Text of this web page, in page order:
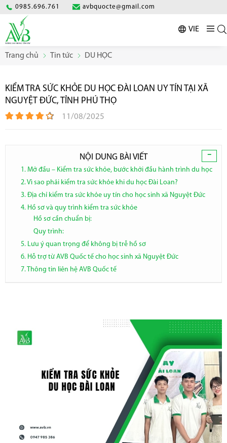
0985.696.761 avbquocte@gmail.com
VIE
Trang chủ Tin tức DU HỌC
KIỂM TRA SỨC KHỎE DU HỌC ĐÀI LOAN UY TÍN TẠI XÃ
NGUYỆT ĐỨC, TỈNH PHÚ THỌ
11/08/2025
-
NỘI DUNG BÀI VIẾT
1. Mở đầu – Kiểm tra sức khỏe, bước khởi đầu hành trình du học
2. Vì sao phải kiểm tra sức khỏe khi du học Đài Loan?
3. Địa chỉ kiểm tra sức khỏe uy tín cho học sinh xã Nguyệt Đức
4. Hồ sơ và quy trình kiểm tra sức khỏe
Hồ sơ cần chuẩn bị:
Quy trình:
5. Lưu ý quan trọng để không bị trễ hồ sơ
6. Hỗ trợ từ AVB Quốc tế cho học sinh xã Nguyệt Đức
7. Thông tin liên hệ AVB Quốc tế